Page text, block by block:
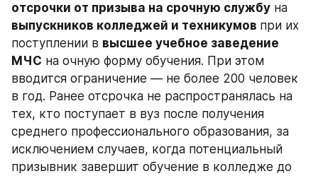
отсрочки от призыва на срочную службу на
выпускников колледжей и техникумов при их
поступлении в высшее учебное заведение
МЧС на очную форму обучения. При этом
вводится ограничение — не более 200 человек
в год. Ранее отсрочка не распространялась на
тех, кто поступает в вуз после получения
среднего профессионального образования, за
исключением случаев, когда потенциальный
призывник завершит обучение в колледже до